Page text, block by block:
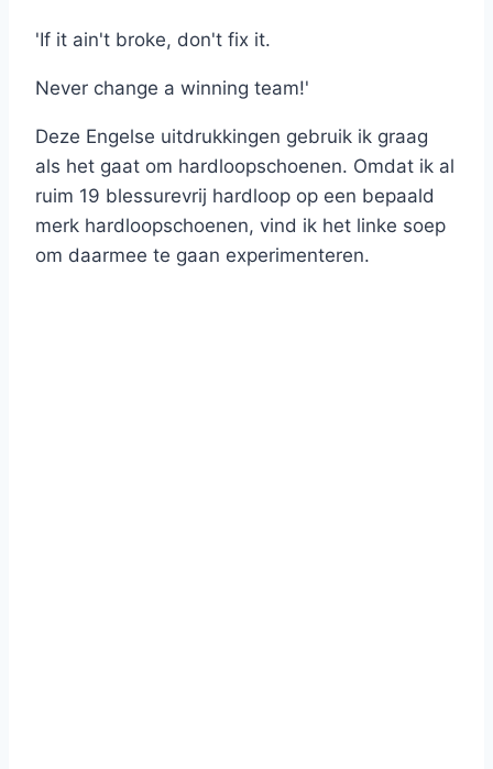
'If it ain't broke, don't fix it.
Never change a winning team!'
Deze Engelse uitdrukkingen gebruik ik graag
als het gaat om hardloopschoenen. Omdat ik al
ruim 19 blessurevrij hardloop op een bepaald
merk hardloopschoenen, vind ik het linke soep
om daarmee te gaan experimenteren.